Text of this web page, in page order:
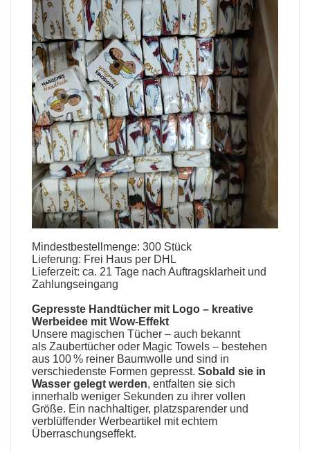
Mindestbestellmenge: 300 Stück
Lieferung: Frei Haus per DHL
Lieferzeit: ca. 21 Tage nach Auftragsklarheit und
Zahlungseingang
Gepresste Handtücher mit Logo – kreative
Werbeidee mit Wow-Effekt
Unsere magischen Tücher – auch bekannt
als Zaubertücher oder Magic Towels – bestehen
aus 100 % reiner Baumwolle und sind in
verschiedenste Formen gepresst. Sobald sie in
Wasser gelegt werden, entfalten sie sich
innerhalb weniger Sekunden zu ihrer vollen
Größe. Ein nachhaltiger, platzsparender und
verblüffender Werbeartikel mit echtem
Überraschungseffekt.